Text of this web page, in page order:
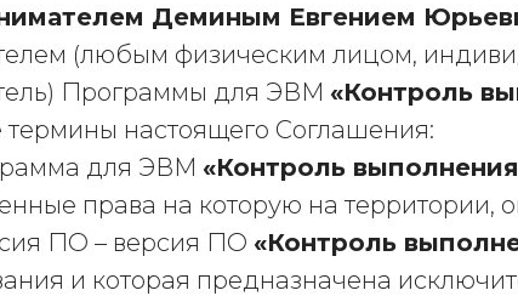
Деминым Евгением
(любым физическим лицом,
Программы для ЭВМ «Контроль
настоящего Соглашения:
для ЭВМ «Контроль
права на которую на территории,
ПО – версия ПО «Контроль
и которая предназначена